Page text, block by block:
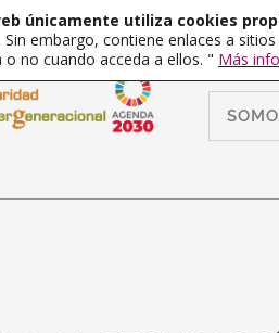
únicamente utiliza cookies
Sin embargo, contiene enlaces a
o no cuando acceda a ellos. " Más